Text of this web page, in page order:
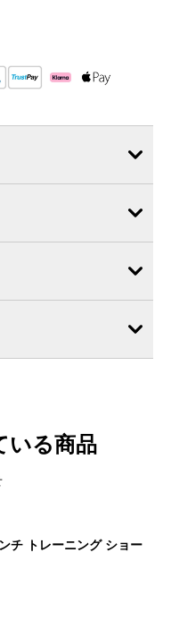
いる商品
チ トレーニング ショー